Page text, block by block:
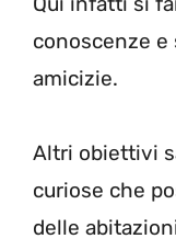
conoscenze
amicizie.
Altri obiettivi
curiose che
delle